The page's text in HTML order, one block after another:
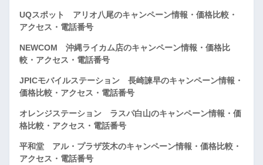
UQスポット アリオ八尾のキャンペーン情報・価格比較・
アクセス・電話番号
NEWCOM 沖縄ライカム店のキャンペーン情報・価格比
較・アクセス・電話番号
JPICモバイルステーション 長崎諫早のキャンペーン情報・
価格比較・アクセス・電話番号
オレンジステーション ラスパ白山のキャンペーン情報・価
格比較・アクセス・電話番号
平和堂 アル・プラザ茨木のキャンペーン情報・価格比較・
アクセス・電話番号